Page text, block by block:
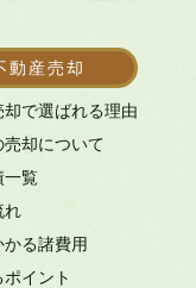
動産売却
却で選ばれる理由
売却について
一覧
れ
る諸費用
イント